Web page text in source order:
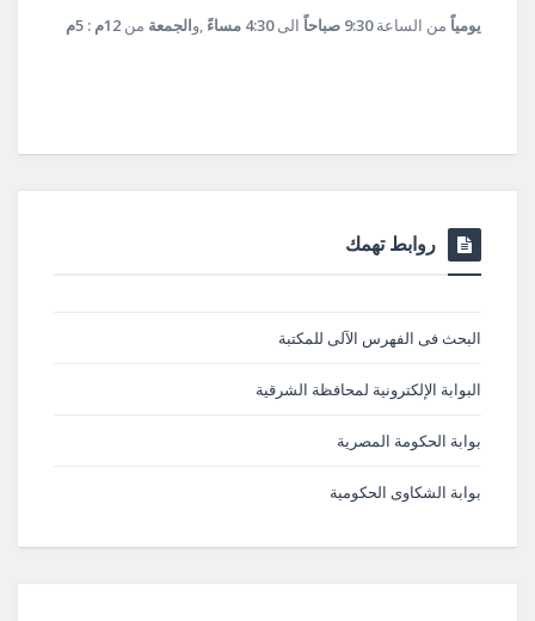
يومياً من الساعة9:30 صباحاً الى4:30 مساءً ,والجمعة من 12م : 5م
روابط تهمك
البحث فى الفهرس الآلى للمكتبة
البوابة الإلكترونية لمحافظة الشرقية
بوابة الحكومة المصرية
بوابة الشكاوى الحكومية